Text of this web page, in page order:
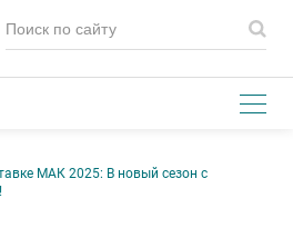
МАК 2025: В новый сезон с